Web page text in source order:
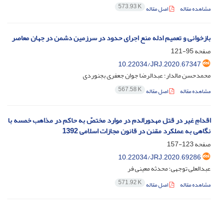
مشاهده مقاله اصل مقاله 573.93 K
بازخوانی و تعمیم ادله منع اجرای حدود در سرزمین دشمن در جهان معاصر
صفحه95-121
10.22034/JRJ.2020.67347
محمدحسن مالدار؛ عبدالرضا جوان جعفری بجنوردی
مشاهده مقاله اصل مقاله 567.58 K
اقدامِ غیر در قتل مهدورالدم در موارد مختصّ به حاکم در مذاهب خمسه با
نگاهی به عملکرد مقنن در قانون مجازات اسلامی 1392
صفحه123-157
10.22034/JRJ.2020.69286
عبدالعلی توجهی؛ محدثه معینی فر
مشاهده مقاله اصل مقاله 571.92 K